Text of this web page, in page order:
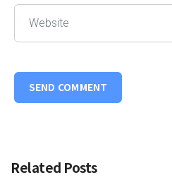
Related Posts